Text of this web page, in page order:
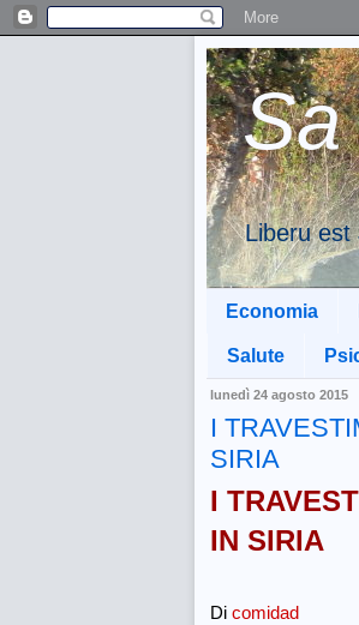
Liberu est
Economia
Salute
lunedì 24 agosto 2015
I
SIRIA
I
IN SIRIA
Di comidad